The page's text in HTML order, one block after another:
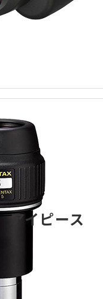
アイピース